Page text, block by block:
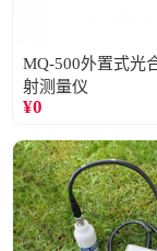
MQ-500外置式光
射测量仪
¥0